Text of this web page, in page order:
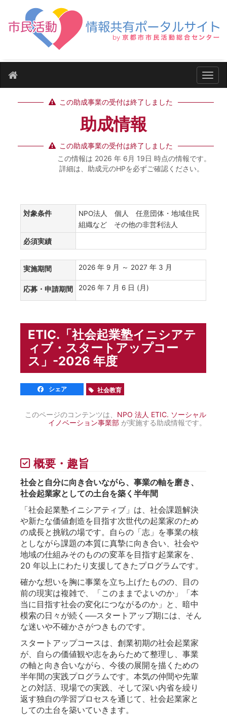
ナビ
この助成事業の受付は終了しました
助成情報
この助成事業の受付は終了しました
この情報は 2026 年 6月 19日 時点の情報です。
詳細は、助成元のHPを必ずご確認ください。
対象条件
NPO法人 個人 任意団体・地域住民
組織など その他の非営利法人
必須実績
実施期間 2026 年 9 月 ～ 2027 年 3 月
応募・申請期間 2026 年 7 月 6 日 (月)
ETIC.「社会起業塾イニシアテ
ィブ・スタートアップコー
ス」-2026 年度
シェア 社会教育
このページのコンテンツは、 NPO 法人 ETIC. ソーシャル
イノベーション事業部 が実施する助成情報です。
概要・趣旨
社会と自分に向き合いながら、事業の軸を磨き、
社会起業家としての土台を築く半年間
「社会起業塾イニシアティブ」は、社会課題解決
や新たな価値創造を目指す次世代の起業家のため
の成長と挑戦の場です。自らの「志」を事業の核
としながら課題の本質に真摯に向き合い、社会や
地域の仕組みそのものの変革を目指す起業家を、
20 年以上にわたり支援してきたプログラムです。
確かな想いを胸に事業を立ち上げたものの、目の
前の現実は複雑で、「このままでよいのか」「本
当に目指す社会の変化につながるのか」と、暗中
模索の日々が続く──スタートアップ期には、そん
な迷いや不確かさがつきものです。
スタートアップコースは、創業初期の社会起業家
が、自らの価値観や志をあらためて整理し、事業
の軸と向き合いながら、今後の展開を描くための
半年間の実践プログラムです。本気の仲間や先輩
との対話、現場での実践、そして深い内省を繰り
返す独自の学習プロセスを通じて、社会起業家と
しての土台を築いていきます。